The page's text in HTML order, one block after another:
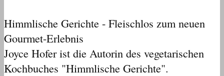
Himmlische Gerichte - Fleischlos zum neuen
Gourmet-Erlebnis
Joyce Hofer ist die Autorin des vegetarischen
Kochbuches "Himmlische Gerichte".